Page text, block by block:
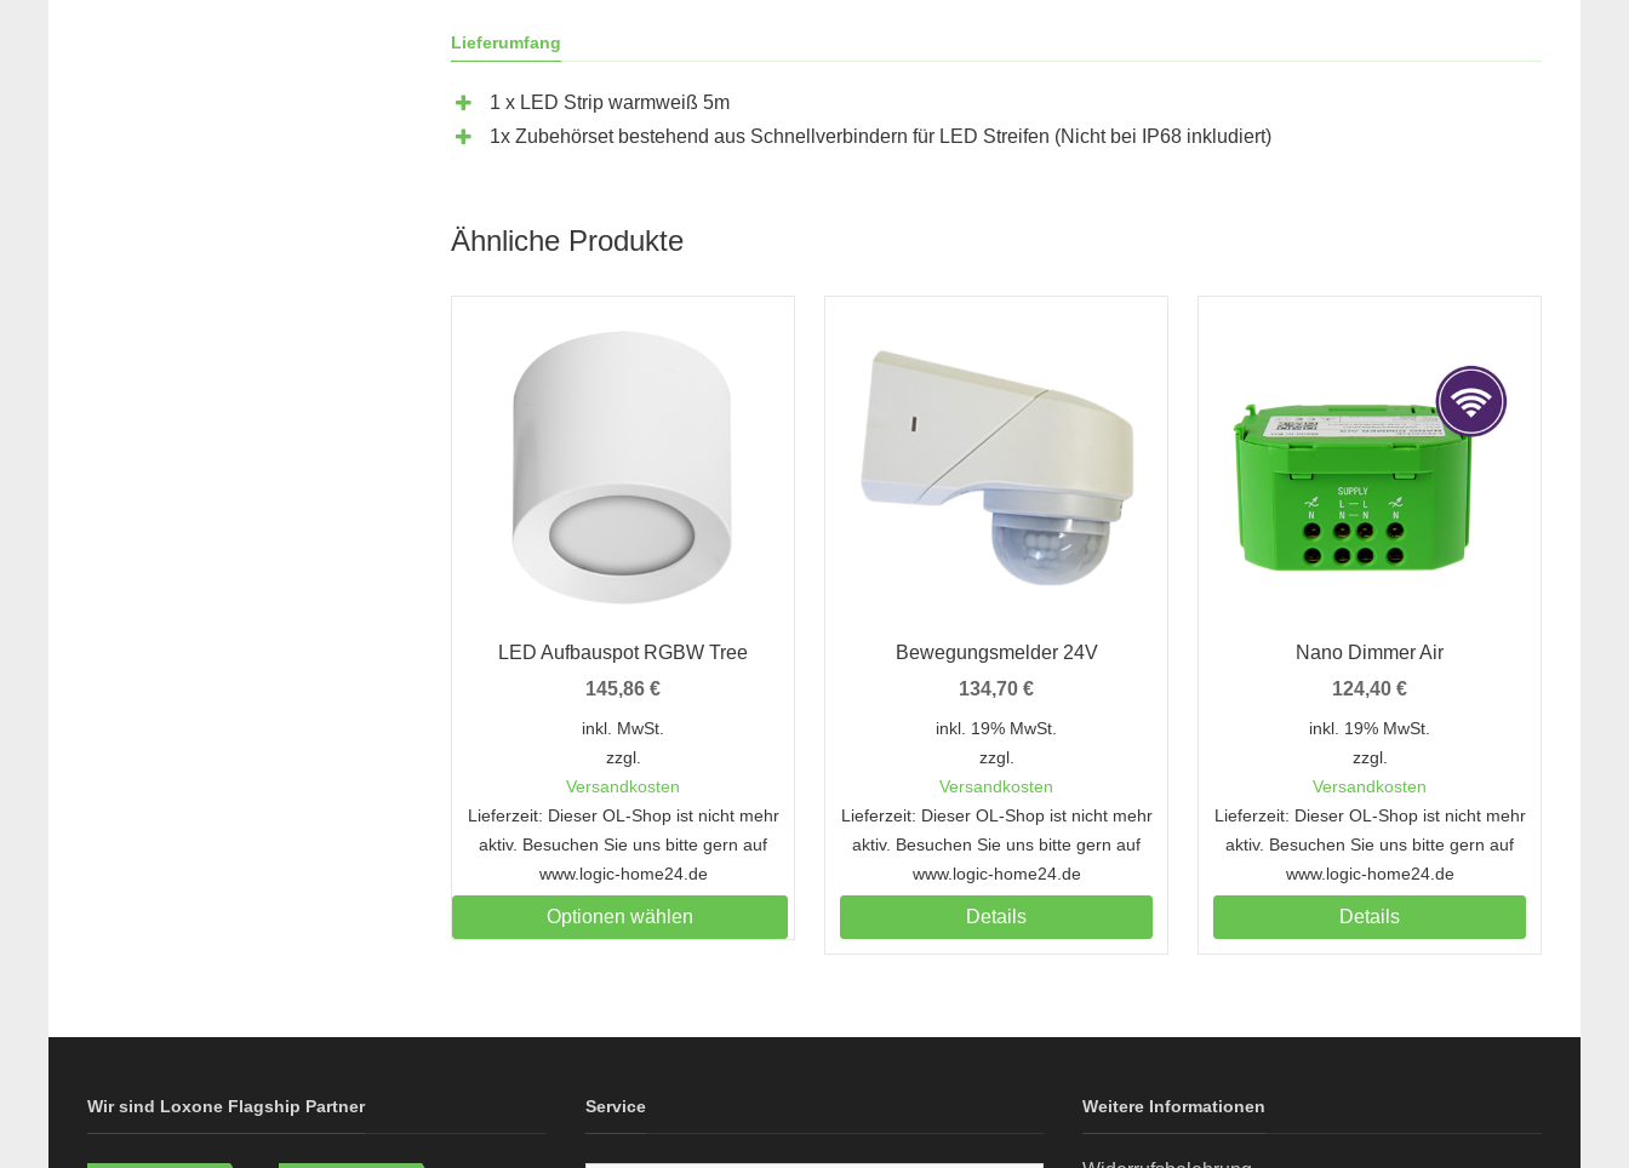
Lieferumfang
1 x LED Strip warmweiß 5m
1x Zubehörset bestehend aus Schnellverbindern für LED Streifen (Nicht bei IP68 inkludiert)
Ähnliche Produkte
LED Aufbauspot RGBW Tree
145,86 €
inkl. MwSt.
zzgl.
Versandkosten
Lieferzeit: Dieser OL-Shop ist nicht mehr
aktiv. Besuchen Sie uns bitte gern auf
www.logic-home24.de
Optionen wählen
Bewegungsmelder 24V
134,70 €
inkl. 19% MwSt.
zzgl.
Versandkosten
Lieferzeit: Dieser OL-Shop ist nicht mehr
aktiv. Besuchen Sie uns bitte gern auf
www.logic-home24.de
Details
Nano Dimmer Air
124,40 €
inkl. 19% MwSt.
zzgl.
Versandkosten
Lieferzeit: Dieser OL-Shop ist nicht mehr
aktiv. Besuchen Sie uns bitte gern auf
www.logic-home24.de
Details
Wir sind Loxone Flagship Partner Service Weitere Informationen